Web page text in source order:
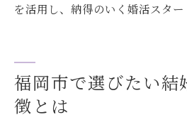
を活用し、納得のいく婚活スター
福岡市で選びたい結
徴とは